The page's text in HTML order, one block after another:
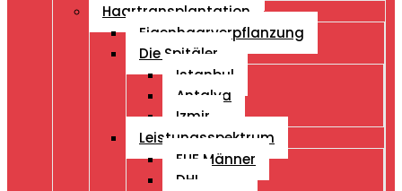
Haartransplantation
Eigenhaarverpflanzung
Die Spitäler
Istanbul
Antalya
Izmir
Leistungsspektrum
FUE Männer
DHI